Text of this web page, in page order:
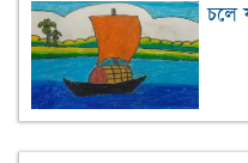
চলে